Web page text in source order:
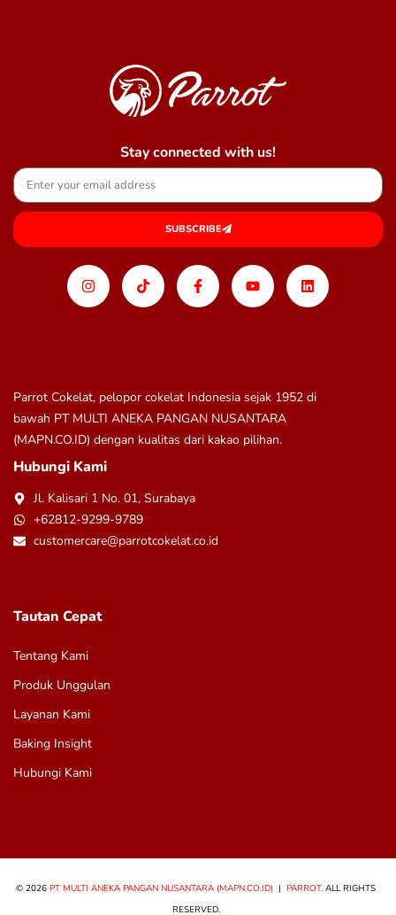
Parrot Cokelat, pelopor cokelat Indonesia sejak 1952 di
bawah PT MULTI ANEKA PANGAN NUSANTARA
(MAPN.CO.ID) dengan kualitas dari kakao pilihan.
Hubungi Kami
Jl. Kalisari 1 No. 01, Surabaya
+62812-9299-9789
customercare@parrotcokelat.co.id
Stay connected with us!
SUBSCRIBE
Tautan Cepat
Tentang Kami
Produk Unggulan
Layanan Kami
Baking Insight
Hubungi Kami
© 2026 PT MULTI ANEKA PANGAN NUSANTARA (MAPN.CO.ID) | PARROT. ALL RIGHTS
RESERVED.